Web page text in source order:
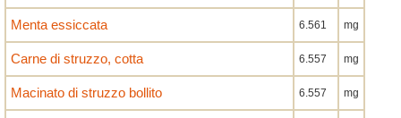
Menta essiccata 6.561 mg
Carne di struzzo, cotta 6.557 mg
Macinato di struzzo bollito 6.557 mg